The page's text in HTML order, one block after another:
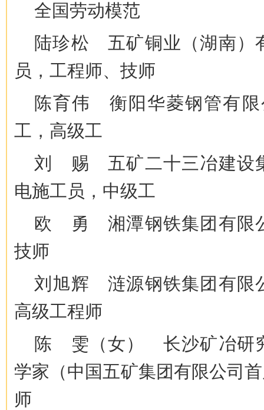
全国劳动模范
陆珍松 五矿铜业（湖南）
员，工程师、技师
陈育伟 衡阳华菱钢管有限
工，高级工
刘 赐 五矿二十三冶建设
电施工员，中级工
欧 勇 湘潭钢铁集团有限
技师
刘旭辉 涟源钢铁集团有限
高级工程师
陈 雯（女） 长沙矿冶研
学家（中国五矿集团有限公司
师